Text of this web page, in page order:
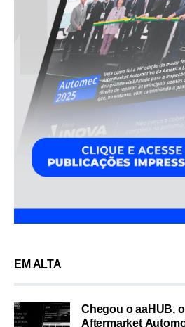
EM ALTA
Chegou o aaHUB,
Aftermarket